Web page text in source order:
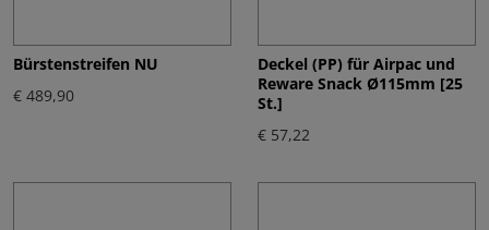
Bürstenstreifen NU
€ 489,90
Deckel (PP) für Airpac und
Reware Snack Ø115mm [25
St.]
€ 57,22